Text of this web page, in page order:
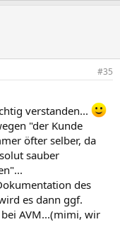
#35
verstanden...
"der Kunde
öfter selber, da
sauber
des
es dann ggf.
AVM...(mimi, wir